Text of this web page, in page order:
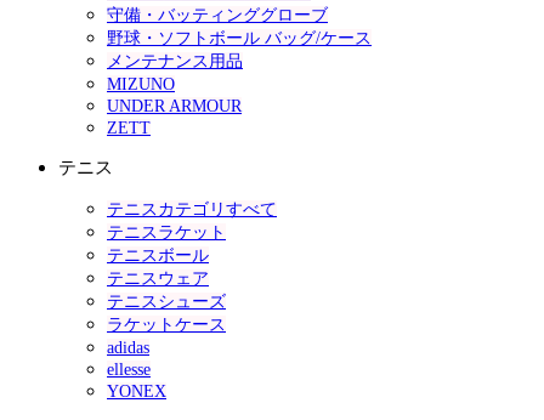
守備・バッティンググローブ
野球・ソフトボール バッグ/ケース
メンテナンス用品
MIZUNO
UNDER ARMOUR
ZETT
テニス
テニスカテゴリすべて
テニスラケット
テニスボール
テニスウェア
テニスシューズ
ラケットケース
adidas
ellesse
YONEX